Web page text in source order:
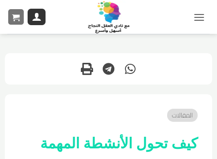
المقالات
كيف تحول الأنشطة المهمة